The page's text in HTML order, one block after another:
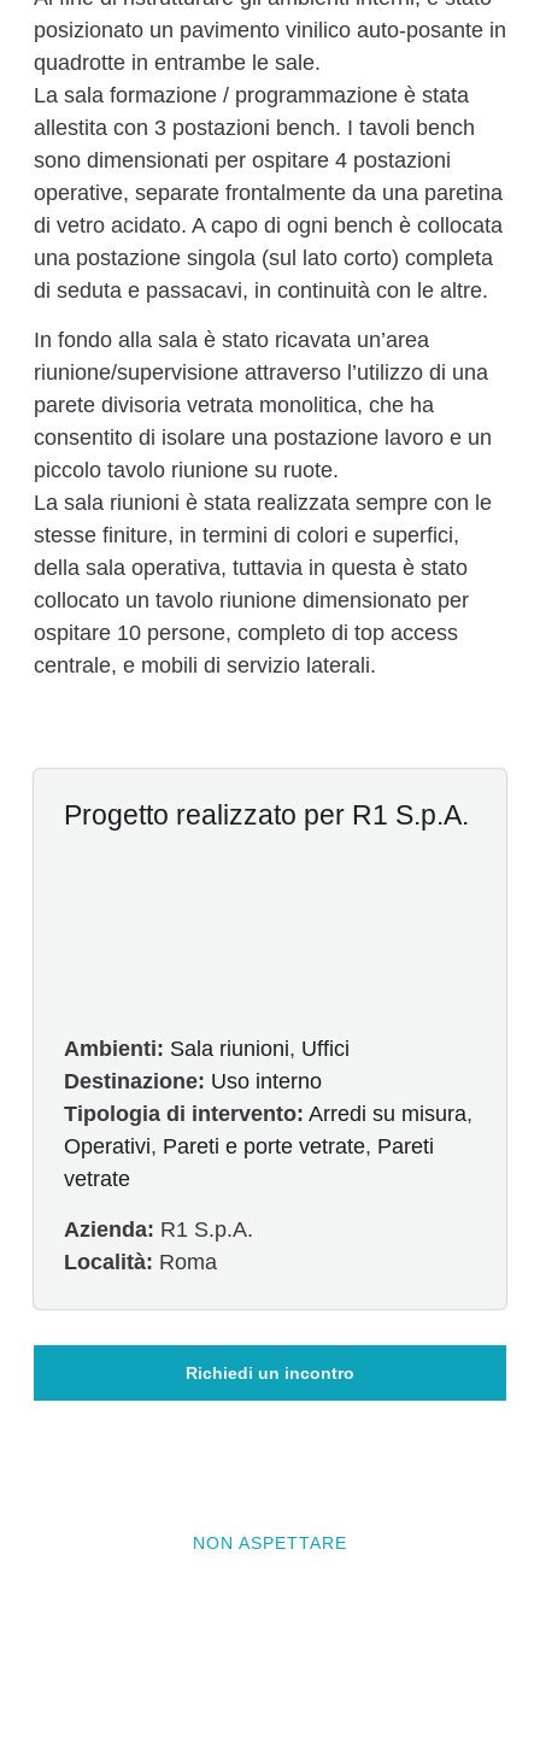
posizionato un pavimento vinilico auto-posante in
quadrotte in entrambe le sale.
La sala formazione / programmazione è stata
allestita con 3 postazioni bench. I tavoli bench
sono dimensionati per ospitare 4 postazioni
operative, separate frontalmente da una paretina
di vetro acidato. A capo di ogni bench è collocata
una postazione singola (sul lato corto) completa
di seduta e passacavi, in continuità con le altre.
In fondo alla sala è stato ricavata un’area
riunione/supervisione attraverso l’utilizzo di una
parete divisoria vetrata monolitica, che ha
consentito di isolare una postazione lavoro e un
piccolo tavolo riunione su ruote.
La sala riunioni è stata realizzata sempre con le
stesse finiture, in termini di colori e superfici,
della sala operativa, tuttavia in questa è stato
collocato un tavolo riunione dimensionato per
ospitare 10 persone, completo di top access
centrale, e mobili di servizio laterali.
Progetto realizzato per R1 S.p.A.
Ambienti: Sala riunioni, Uffici
Destinazione: Uso interno
Tipologia di intervento: Arredi su misura,
Operativi, Pareti e porte vetrate, Pareti
vetrate
Azienda: R1 S.p.A.
Località: Roma
Richiedi un incontro
NON ASPETTARE